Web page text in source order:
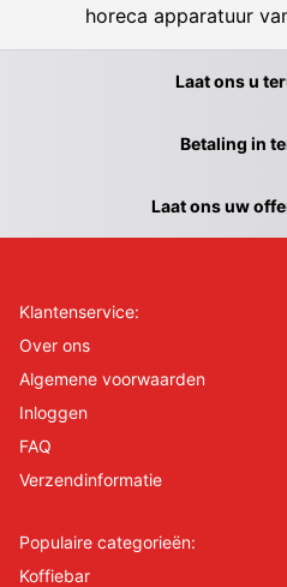
horeca apparatuur
Laat ons u
Betaling in
Laat ons uw
Klantenservice:
Over ons
Algemene voorwaarden
Inloggen
FAQ
Verzendinformatie
Populaire categorieën:
Koffiebar